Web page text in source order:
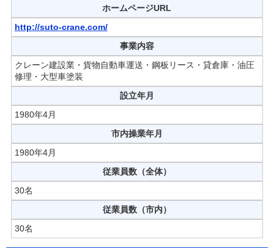
ホームページURL
http://suto-crane.com/
事業内容
クレーン建設業・貨物自動車運送・鋼板リース・貸倉庫・油圧
修理・大型車塗装
設立年月
1980年4月
市内操業年月
1980年4月
従業員数（全体）
30名
従業員数（市内）
30名